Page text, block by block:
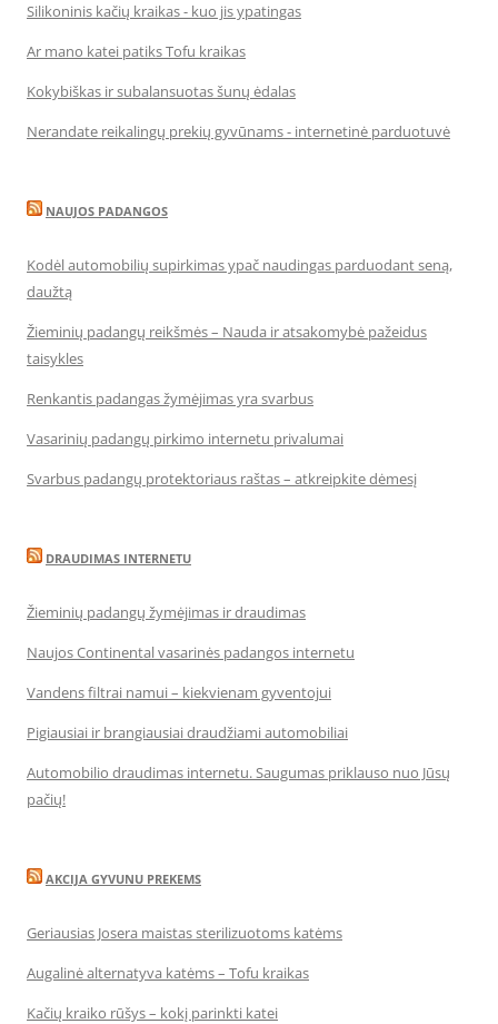
Silikoninis kačių kraikas - kuo jis ypatingas
Ar mano katei patiks Tofu kraikas
Kokybiškas ir subalansuotas šunų ėdalas
Nerandate reikalingų prekių gyvūnams - internetinė parduotuvė
NAUJOS PADANGOS
Kodėl automobilių supirkimas ypač naudingas parduodant seną,
daužtą
Žieminių padangų reikšmės – Nauda ir atsakomybė pažeidus
taisykles
Renkantis padangas žymėjimas yra svarbus
Vasarinių padangų pirkimo internetu privalumai
Svarbus padangų protektoriaus raštas – atkreipkite dėmesį
DRAUDIMAS INTERNETU
Žieminių padangų žymėjimas ir draudimas
Naujos Continental vasarinės padangos internetu
Vandens filtrai namui – kiekvienam gyventojui
Pigiausiai ir brangiausiai draudžiami automobiliai
Automobilio draudimas internetu. Saugumas priklauso nuo Jūsų
pačių!
AKCIJA GYVUNU PREKEMS
Geriausias Josera maistas sterilizuotoms katėms
Augalinė alternatyva katėms – Tofu kraikas
Kačių kraiko rūšys – kokį parinkti katei